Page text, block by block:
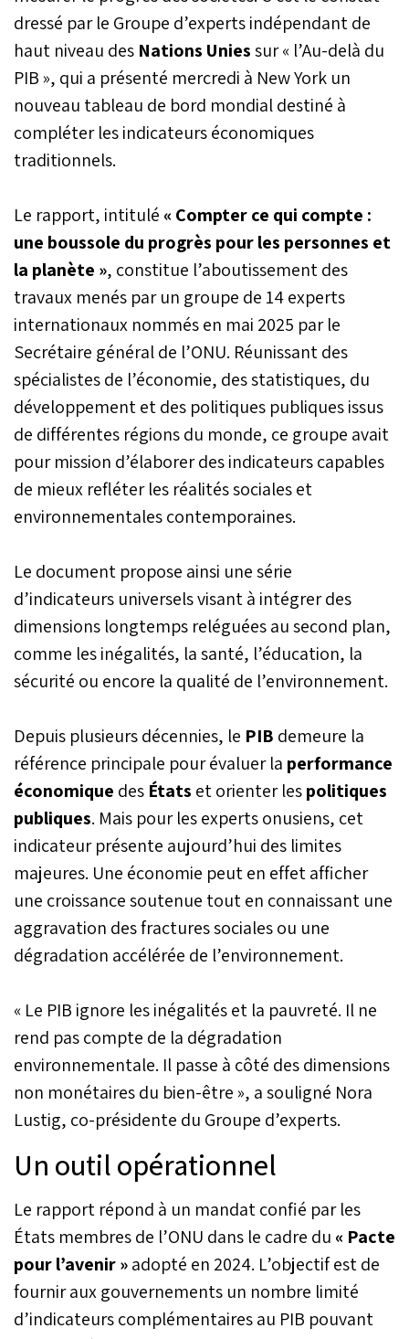
dressé par le Groupe d’experts indépendant de
haut niveau des Nations Uniessur « l’Au-delà du
PIB », qui a présenté mercredi à New York un
nouveau tableau de bord mondial destiné à
compléter les indicateurs économiques
traditionnels.
Le rapport, intitulé « Compter ce qui compte :
une boussole du progrès pour les personnes et
la planète », constitue l’aboutissement des
travaux menés par un groupe de 14 experts
internationaux nommés en mai 2025 par le
Secrétaire général de l’ONU. Réunissant des
spécialistes de l’économie, des statistiques, du
développement et des politiques publiques issus
de différentes régions du monde, ce groupe avait
pour mission d’élaborer des indicateurs capables
de mieux refléter les réalités sociales et
environnementales contemporaines.
Le document propose ainsi une série
d’indicateurs universels visant à intégrer des
dimensions longtemps reléguées au second plan,
comme les inégalités, la santé, l’éducation, la
sécurité ou encore la qualité de l’environnement.
Depuis plusieurs décennies, le PIB demeure la
référence principale pour évaluer la performance
économique des États et orienter lespolitiques
publiques. Mais pour les experts onusiens, cet
indicateur présente aujourd’hui des limites
majeures. Une économie peut en effet afficher
une croissance soutenue tout en connaissant une
aggravation des fractures sociales ou une
dégradation accélérée de l’environnement.
« Le PIB ignore les inégalités et la pauvreté. Il ne
rend pas compte de la dégradation
environnementale. Il passe à côté des dimensions
non monétaires du bien-être », a souligné Nora
Lustig, co-présidente du Groupe d’experts.
Un outil opérationnel
Le rapport répond à un mandat confié par les
États membres de l’ONU dans le cadre du « Pacte
pour l’avenir »adopté en 2024. L’objectif est de
fournir aux gouvernements un nombre limité
d’indicateurs complémentaires au PIB pouvant